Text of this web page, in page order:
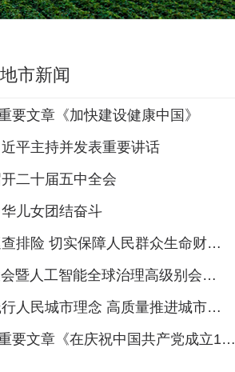
市新闻
要文章《加快建设健康中国》
平主持并发表重要讲话
二十届五中全会
儿女团结奋斗
排险 切实保障人民群众生命财…
暨人工智能全球治理高级别会…
人民城市理念 高质量推进城市…
要文章《在庆祝中国共产党成立1…